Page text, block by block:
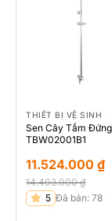
THIẾT BỊ VỆ SINH
Sen Cây Tắm
TBW02001B1
14.403.000₫
Giá
11.524.000 ₫
Giá 5 Đã bán: 78